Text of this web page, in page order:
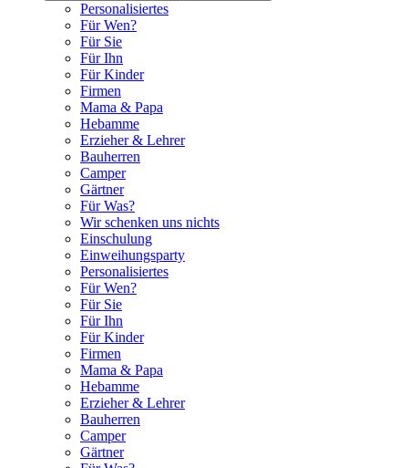
Personalisiertes
Für Wen?
Für Sie
Für Ihn
Für Kinder
Firmen
Mama & Papa
Hebamme
Erzieher & Lehrer
Bauherren
Camper
Gärtner
Für Was?
Wir schenken uns nichts
Einschulung
Einweihungsparty
Personalisiertes
Für Wen?
Für Sie
Für Ihn
Für Kinder
Firmen
Mama & Papa
Hebamme
Erzieher & Lehrer
Bauherren
Camper
Gärtner